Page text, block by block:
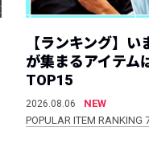
【ランキング】
が集まるアイテム
TOP15
2026.08.06
NEW
POPULAR ITEM